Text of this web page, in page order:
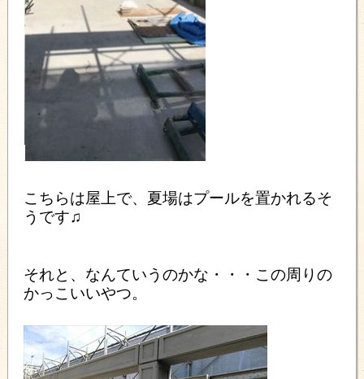
こちらは屋上で、夏場はプールを置かれるそ
うです♫
それと、なんていうのかな・・・この周りの
かっこいいやつ。